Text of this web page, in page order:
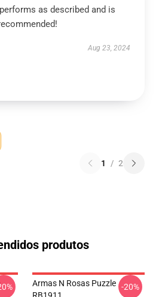
as described and is
Aug 23, 2024
1 / 2
produtos
Armas N Rosas Puzzle -20%